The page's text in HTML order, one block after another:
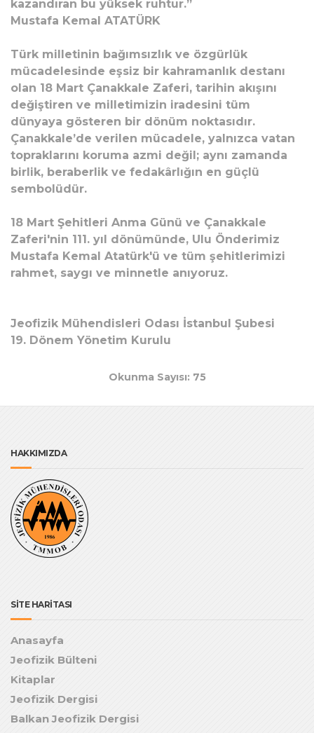
kazandıran bu yüksek ruhtur.”
Mustafa Kemal ATATÜRK
Türk milletinin bağımsızlık ve özgürlük
mücadelesinde eşsiz bir kahramanlık destanı
olan 18 Mart Çanakkale Zaferi, tarihin akışını
değiştiren ve milletimizin iradesini tüm
dünyaya gösteren bir dönüm noktasıdır.
Çanakkale’de verilen mücadele, yalnızca vatan
topraklarını koruma azmi değil; aynı zamanda
birlik, beraberlik ve fedakârlığın en güçlü
sembolüdür.
18 Mart Şehitleri Anma Günü ve Çanakkale
Zaferi'nin 111. yıl dönümünde, Ulu Önderimiz
Mustafa Kemal Atatürk'ü ve tüm şehitlerimizi
rahmet, saygı ve minnetle anıyoruz.
Jeofizik Mühendisleri Odası İstanbul Şubesi
19. Dönem Yönetim Kurulu
Okunma Sayısı: 75
HAKKIMIZDA
SİTE HARİTASI
Anasayfa
Jeofizik Bülteni
Kitaplar
Jeofizik Dergisi
Balkan Jeofizik Dergisi